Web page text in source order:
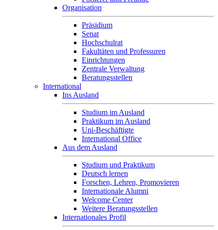
Organisation
Präsidium
Senat
Hochschulrat
Fakultäten und Professuren
Einrichtungen
Zentrale Verwaltung
Beratungsstellen
International
Ins Ausland
Studium im Ausland
Praktikum im Ausland
Uni-Beschäftigte
International Office
Aus dem Ausland
Studium und Praktikum
Deutsch lernen
Forschen, Lehren, Promovieren
Internationale Alumni
Welcome Center
Weitere Beratungsstellen
Internationales Profil